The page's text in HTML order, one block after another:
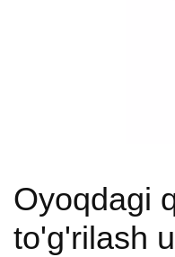
Oyoqdagi
to'g'rilash